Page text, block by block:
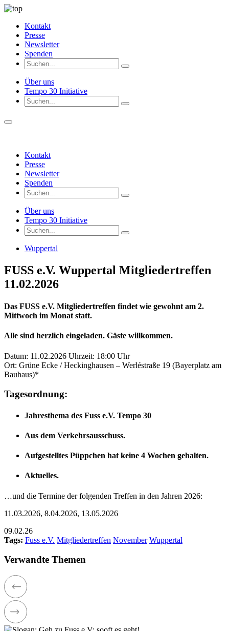
Kontakt
Presse
Newsletter
Spenden
Über uns
Tempo 30 Initiative
Kontakt
Presse
Newsletter
Spenden
Über uns
Tempo 30 Initiative
Wuppertal
FUSS e.V. Wuppertal Mitgliedertreffen
11.02.2026
Das FUSS e.V. Mitgliedertreffen findet wie gewohnt am 2.
Mittwoch im Monat statt.
Alle sind herzlich eingeladen. Gäste willkommen.
Datum: 11.02.2026 Uhrzeit: 18:00 Uhr
Ort: Grüne Ecke / Heckinghausen – Werléstraße 19 (Bayerplatz am
Bauhaus)*
Tagesordnung:
Jahresthema des Fuss e.V. Tempo 30
Aus dem Verkehrsausschuss.
Aufgestelltes Püppchen hat keine 4 Wochen gehalten.
Aktuelles.
…und die Termine der folgenden Treffen in den Jahren 2026:
11.03.2026, 8.04.2026, 13.05.2026
09.02.26
Tags: Fuss e.V. Mitgliedertreffen November Wuppertal
Verwandte Themen